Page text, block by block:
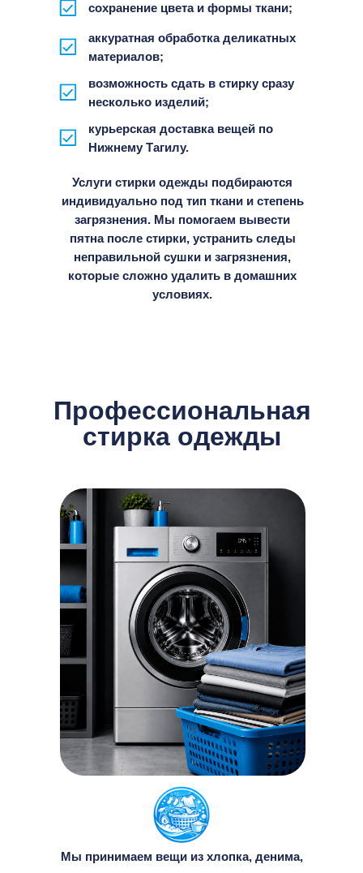
Услуги стирки одежды подбираются
индивидуально под тип ткани и степень
загрязнения. Мы помогаем вывести
пятна после стирки, устранить следы
неправильной сушки и загрязнения,
которые сложно удалить в домашних
условиях.
курьерская доставка вещей по
Нижнему Тагилу.
возможность сдать в стирку сразу
несколько изделий;
аккуратная обработка деликатных
материалов;
сохранение цвета и формы ткани;
Профессиональная
стирка одежды
Мы принимаем вещи из хлопка, денима,